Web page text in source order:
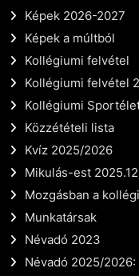
Képek 2026-2027
Képek a múltból
Kollégiumi felvétel
Kollégiumi felvétel
Kollégiumi
Közzétételi lista
Kvíz 2025/2026
Mikulás-est
Mozgásban a
Munkatársak
Névadó 2023
Névadó 2025/